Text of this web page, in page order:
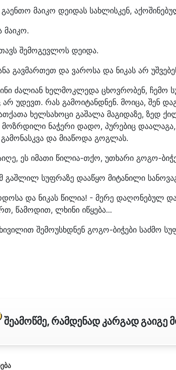
მაიკო დეიდას სახლისკენ,
მაიკო.
შემოგევლოს დეიდა.
გავმართეთ და ვაროსა და ნიკას არ
ძალიან ხელმოკლედა ცხოვრობენ, ჩემო
არ უდევთ. რას გამოიტანდნენ. მოიცა, შენ
ხელსახოცი გაშალა მაგიდაზე, ზედ
მოზრდილი ნაჭერი დადო, პურებიც
და მიაწოდა გოგლას.
ეს იმათი წილია-თქო, უთხარი გოგო-
გაშლილ სუფრაზე დააწყო მიტანილი
და ნიკას წილია! - მერე დაღონებულ
წამოდით, ლხინი იწყება...
შემოუსხდნენ გოგო-ბიჭები საძმო
შეამოწმე, რამდენად კარგად გაიგე